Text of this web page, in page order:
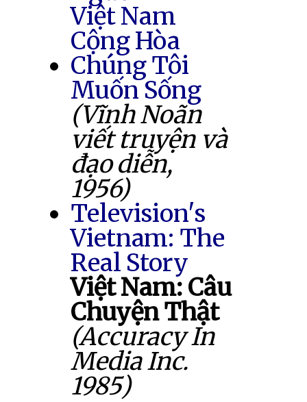
Việt Nam
Cộng Hòa
Chúng Tôi
Muốn Sống
(Vĩnh Noãn
viết truyện và
đạo diễn,
1956)
Television's
Vietnam: The
Real Story
Việt Nam: Câu
Chuyện Thật
(Accuracy In
Media Inc.
1985)